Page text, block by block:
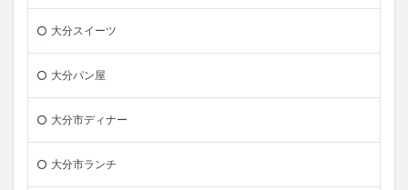
大分スイーツ
大分パン屋
大分市ディナー
大分市ランチ